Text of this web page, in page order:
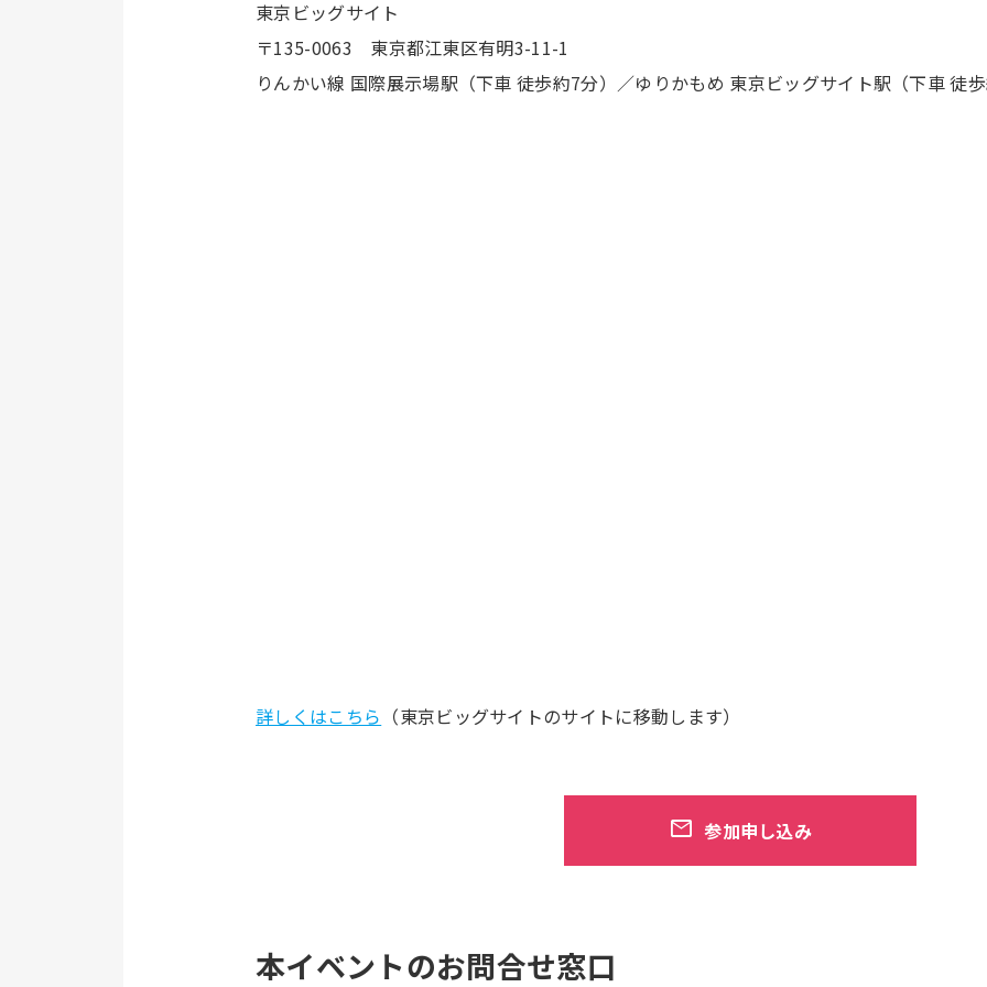
東京ビッグサイト
〒135-0063 東京都江東区有明3-11-1
りんかい線 国際展示場駅（下車 徒歩約7分）／ゆりかもめ 東京ビッグサイト駅（下車 徒
詳しくはこちら （東京ビッグサイトのサイトに移動します）
参加申し込み
本イベントのお問合せ窓口